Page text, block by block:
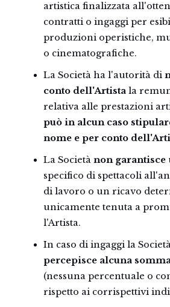
artistica finalizzata
contratti o ingaggi per
produzioni operistiche,
o cinematografiche.
La Società ha l'autorità di
conto dell'Artista la
relativa alle prestazioni
può in alcun caso
nome e per conto
La Società non garantisce
specifico di spettacoli
di lavoro o un ricavo
unicamente tenuta a
l'Artista.
In caso di ingaggi la
percepisce alcuna
(nessuna percentuale o
rispetto ai corrispettivi